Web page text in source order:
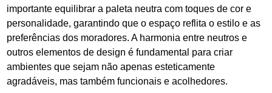
importante equilibrar a paleta neutra com toques de cor e
personalidade, garantindo que o espaço reflita o estilo e as
preferências dos moradores. A harmonia entre neutros e
outros elementos de design é fundamental para criar
ambientes que sejam não apenas esteticamente
agradáveis, mas também funcionais e acolhedores.